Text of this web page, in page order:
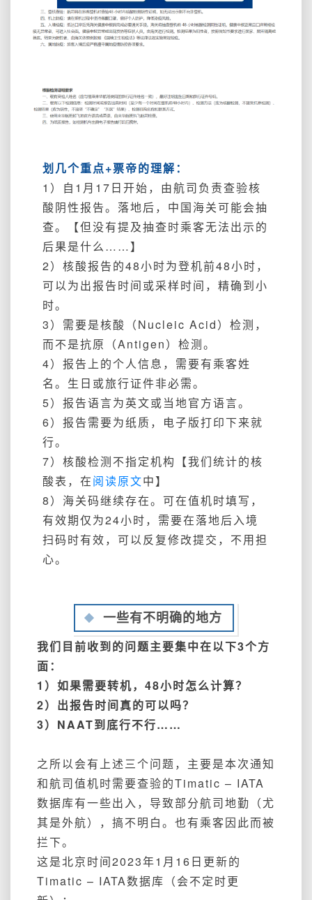
划几个重点+票帝的理解：
1）自1月17日开始，由航司负责查验核
酸阴性报告。落地后，中国海关可能会抽
查。【但没有提及抽查时乘客无法出示的
后果是什么……】
2）核酸报告的48小时为登机前48小时，
可以为出报告时间或采样时间，精确到小
时。
3）需要是核酸（Nucleic Acid）检测，
而不是抗原（Antigen）检测。
4）报告上的个人信息，需要有乘客姓
名。生日或旅行证件非必需。
5）报告语言为英文或当地官方语言。
6）报告需要为纸质，电子版打印下来就
行。
7）核酸检测不指定机构【我们统计的核
酸表，在阅读原文中】
8）海关码继续存在。可在值机时填写，
有效期仅为24小时，需要在落地后入境
扫码时有效，可以反复修改提交，不用担
心。
一些有不明确的地方
我们目前收到的问题主要集中在以下3个方
面：
1）如果需要转机，48小时怎么计算？
2）出报告时间真的可以吗？
3）NAAT到底行不行……
之所以会有上述三个问题，主要是本次通知
和航司值机时需要查验的Timatic – IATA
数据库有一些出入，导致部分航司地勤（尤
其是外航），搞不明白。也有乘客因此而被
拦下。
这是北京时间2023年1月16日更新的
Timatic – IATA数据库（会不定时更